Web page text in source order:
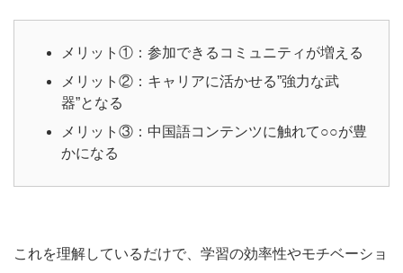
メリット①：参加できるコミュニティが増える
メリット②：キャリアに活かせる”強力な武
器”となる
メリット③：中国語コンテンツに触れて○○が豊
かになる
これを理解しているだけで、学習の効率性やモチベーショ